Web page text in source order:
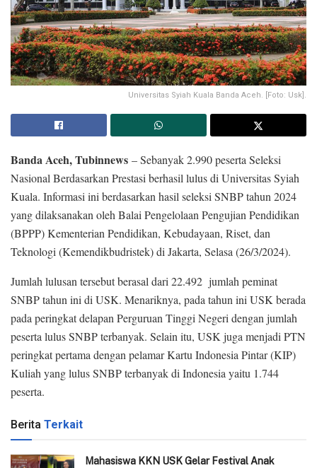
Universitas Syiah Kuala Banda Aceh. [Foto: Usk].
Banda Aceh, Tubinnews – Sebanyak 2.990 peserta Seleksi
Nasional Berdasarkan Prestasi berhasil lulus di Universitas Syiah
Kuala. Informasi ini berdasarkan hasil seleksi SNBP tahun 2024
yang dilaksanakan oleh Balai Pengelolaan Pengujian Pendidikan
(BPPP) Kementerian Pendidikan, Kebudayaan, Riset, dan
Teknologi (Kemendikbudristek) di Jakarta, Selasa (26/3/2024).
Jumlah lulusan tersebut berasal dari 22.492 jumlah peminat
SNBP tahun ini di USK. Menariknya, pada tahun ini USK berada
pada peringkat delapan Perguruan Tinggi Negeri dengan jumlah
peserta lulus SNBP terbanyak. Selain itu, USK juga menjadi PTN
peringkat pertama dengan pelamar Kartu Indonesia Pintar (KIP)
Kuliah yang lulus SNBP terbanyak di Indonesia yaitu 1.744
peserta.
Berita Terkait
Mahasiswa KKN USK Gelar Festival Anak